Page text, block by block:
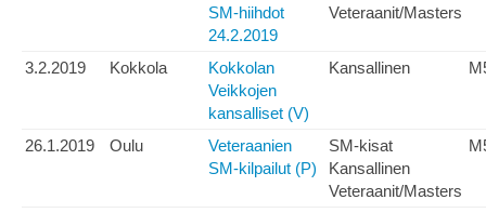
SM-hiihdot
24.2.2019
Veteraanit/Masters
3.2.2019 Kokkola
Kokkolan
Veikkojen
kansalliset (V)
Kansallinen
26.1.2019 Oulu
Veteraanien
SM-kilpailut (P)
SM-kisat
Kansallinen
Veteraanit/Masters